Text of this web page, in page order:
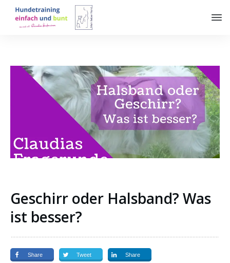
Geschirr oder Halsband? Was
ist besser?
Share Tweet Share